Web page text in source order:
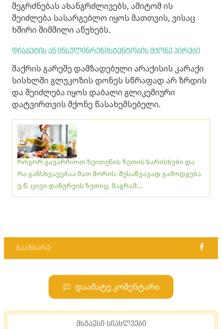
შეგრძნებას ახანგრძლივებს, ამიტომ ის
შეიძლება სასარგებლო იყოს მათთვის, ვისაც
ხშირი შიმშილი აწუხებს.
დიაბეტის ან ინსულინრეზისტენტობის მქონე პირები
შაქრის გარეშე დამზადებული არაქისის კარაქი
სისხლში გლუკოზის დონეს სწრაფად არ ზრდის
და შეიძლება იყოს დაბალი გლიკემიური
დატვირთვის მქონე წასახემსებელი.
როგორ გავარჩიოთ ზეითუნის ზეთის ხარისხები და
რა განსხვავებაა მათ შორის: შესაწვავად გამოდგება
ე.წ. ცივი დაწურვის ზეთიც, მაგრამ...
გააზიარე:
დაამატე კომენტარი
მსგავსი სიახლეები